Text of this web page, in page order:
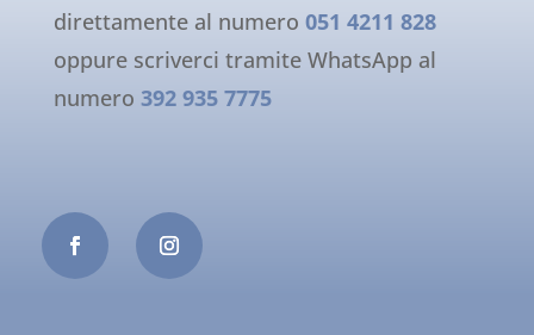
direttamente al numero 051 4211 828
oppure scriverci tramite WhatsApp al
numero 392 935 7775